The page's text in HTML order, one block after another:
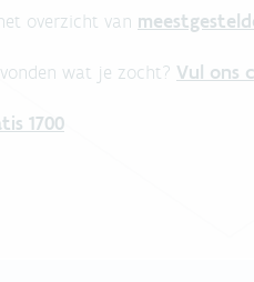
overzicht van
wat je zocht? Vul ons
1700